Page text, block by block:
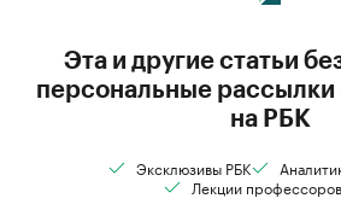
Эта и другие статьи
персональные
на РБК
Эксклюзивы РБК
Лекции